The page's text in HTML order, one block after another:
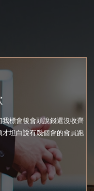
標會後會頭說錢還沒收齊
坦白說有幾個會的會員跑